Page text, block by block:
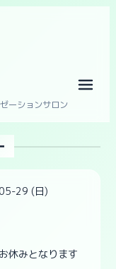
ーションサロン
29 (日)
休みとなります